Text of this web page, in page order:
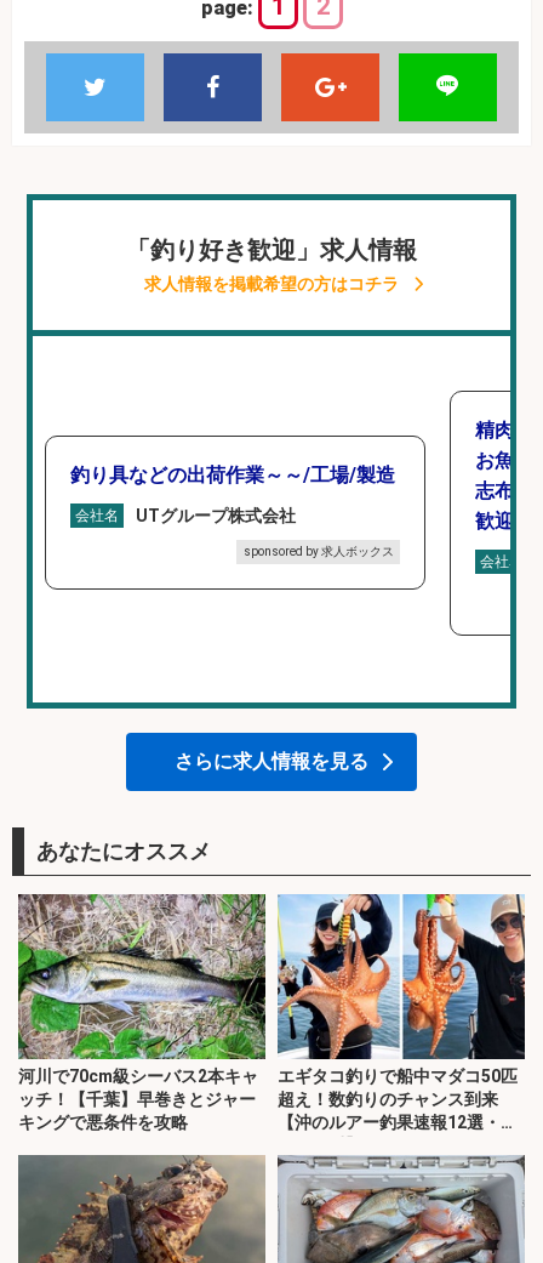
page: 1 2
「釣り好き歓迎」求人情報
求人情報を掲載希望の方はコチラ
釣り具などの出荷作業～～/工場/製造
会社名 UTグループ株式会社
sponsored by 求人ボックス
精肉・
お魚の
志布志
歓迎×
会社名
さらに求人情報を見る
あなたにオススメ
河川で70cm級シーバス2本キャ
ッチ！【千葉】早巻きとジャー
キングで悪条件を攻略
エギタコ釣りで船中マダコ50匹
超え！数釣りのチャンス到来
【沖のルアー釣果速報12選・愛